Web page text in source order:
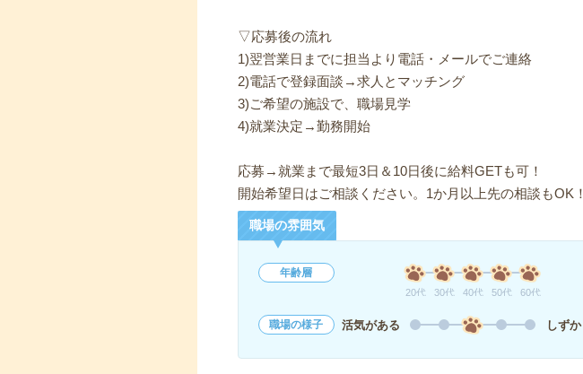
▽応募後の流れ
1)翌営業日までに担当より電話・メールでご連絡
2)電話で登録面談→求人とマッチング
3)ご希望の施設で、職場見学
4)就業決定→勤務開始
応募→就業まで最短3日＆10日後に給料GETも可！
開始希望日はご相談ください。1か月以上先の相談もOK！
職場の雰囲気
年齢層
20代 30代 40代 50代 60代
職場の様子 活気がある しずか